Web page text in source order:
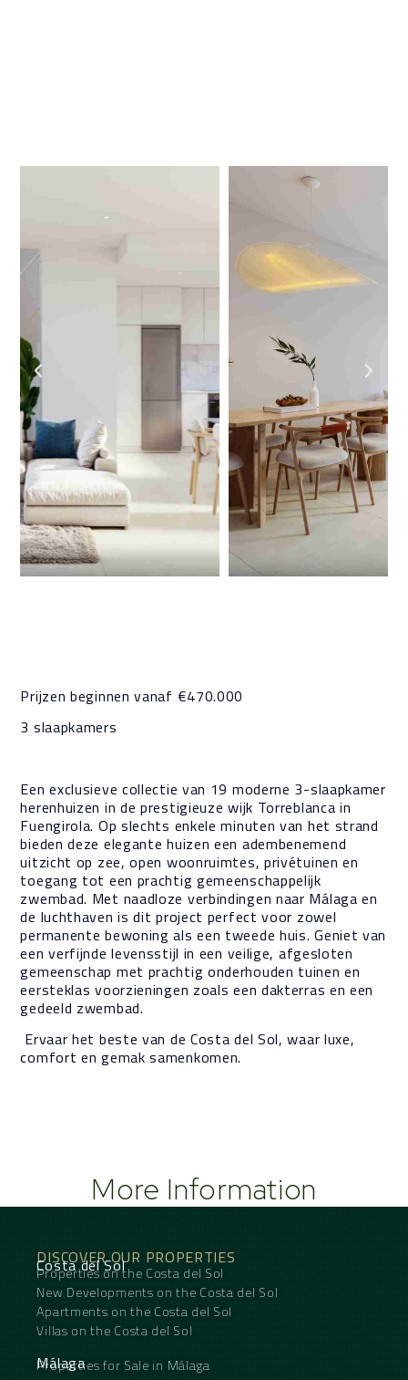
Prijzen beginnen vanaf €470.000
3 slaapkamers
Een exclusieve collectie van 19 moderne 3-slaapkamer
herenhuizen in de prestigieuze wijk Torreblanca in
Fuengirola. Op slechts enkele minuten van het strand
bieden deze elegante huizen een adembenemend
uitzicht op zee, open woonruimtes, privétuinen en
toegang tot een prachtig gemeenschappelijk
zwembad. Met naadloze verbindingen naar Málaga en
de luchthaven is dit project perfect voor zowel
permanente bewoning als een tweede huis. Geniet van
een verfijnde levensstijl in een veilige, afgesloten
gemeenschap met prachtig onderhouden tuinen en
eersteklas voorzieningen zoals een dakterras en een
gedeeld zwembad.
Ervaar het beste van de Costa del Sol, waar luxe,
comfort en gemak samenkomen.
More Information
DISCOVER OUR PROPERTIES
Costa del Sol
Properties on the Costa del Sol
New Developments on the Costa del Sol
Apartments on the Costa del Sol
Villas on the Costa del Sol
Málaga
Properties for Sale in Málaga